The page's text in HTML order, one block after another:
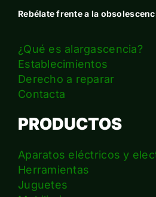
Rebélate frente a la
¿Qué es alargascencia?
Establecimientos
Derecho a reparar
Contacta
PRODUCTOS
Aparatos eléctricos y
Herramientas
Juguetes